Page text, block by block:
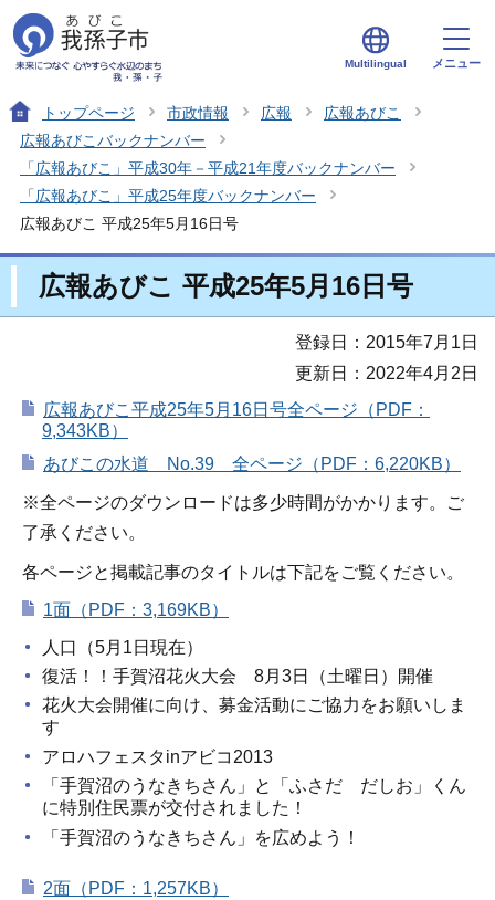
Multilingual メニュー
トップページ 市政情報 広報
広報あびこ
広報あびこバックナンバー
「広報あびこ」平成30年－平成21年度バックナンバー
「広報あびこ」平成25年度バックナンバー
広報あびこ 平成25年5月16日号
広報あびこ 平成25年5月16日号
登録日：2015年7月1日
更新日：2022年4月2日
広報あびこ平成25年5月16日号全ページ（PDF：
9,343KB）
あびこの水道 No.39 全ページ（PDF：6,220KB）
※全ページのダウンロードは多少時間がかかります。ご
了承ください。
各ページと掲載記事のタイトルは下記をご覧ください。
1面（PDF：3,169KB）
人口（5月1日現在）
復活！！手賀沼花火大会 8月3日（土曜日）開催
花火大会開催に向け、募金活動にご協力をお願いしま
す
アロハフェスタinアビコ2013
「手賀沼のうなきちさん」と「ふさだ だしお」くん
に特別住民票が交付されました！
「手賀沼のうなきちさん」を広めよう！
2面（PDF：1,257KB）